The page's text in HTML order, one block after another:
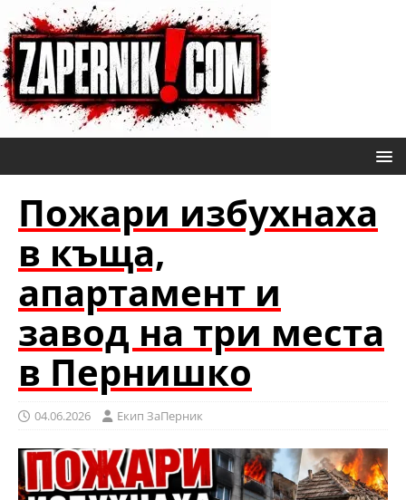
Пожари избухнаха
в къща,
апартамент и
завод на три места
в Пернишко
04.06.2026 Eкип ЗаПерник